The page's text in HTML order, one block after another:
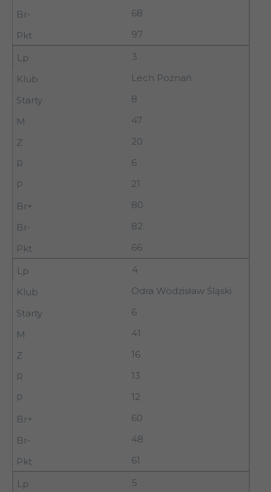
68
97
3
Lech Poznań
8
47
20
6
21
80
82
66
4
Odra Wodzisław Śląski
6
41
16
13
12
60
48
61
5